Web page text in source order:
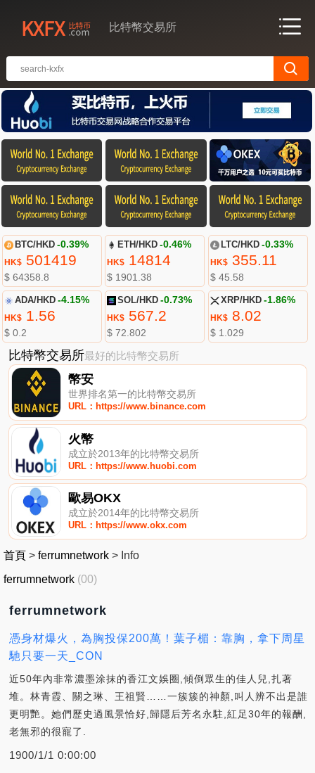
比特幣交易所
BTC/HKD -0.39%
HK$501419
$ 64358.8
ETH/HKD -0.46%
HK$ 14814
$ 1901.38
LTC/HKD -0.33%
HK$355.11
$ 45.58
ADA/HKD -4.15%
HK$1.56
$ 0.2
SOL/HKD -0.73%
HK$ 567.2
$ 72.802
XRP/HKD -1.86%
HK$8.02
$ 1.029
比特幣交易所最好的比特幣交易所
幣安
世界排名第一的比特幣交易所
URL：https://www.binance.com
火幣
成立於2013年的比特幣交易所
URL：https://www.huobi.com
歐易OKX
成立於2014年的比特幣交易所
URL：https://www.okx.com
首頁 > ferrumnetwork > Info
ferrumnetwork (00)
ferrumnetwork
憑身材爆火，為胸投保200萬！葉子楣：靠胸，拿下周星
馳只要一天_CON
近50年內非常濃墨涂抹的香江文娛圈,傾倒眾生的佳人兒,扎著
堆。林青霞、關之琳、王祖賢……一簇簇的神顏,叫人辨不出是誰
更明艷。她們歷史過風景恰好,歸隱后芳名永駐,紅足30年的報酬,
老無邪的很寵了.
1900/1/1 0:00:00